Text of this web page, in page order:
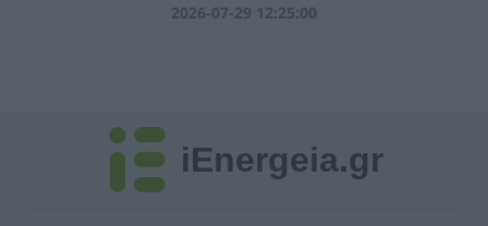
2026-07-29 12:25:00
iEnergeia.gr